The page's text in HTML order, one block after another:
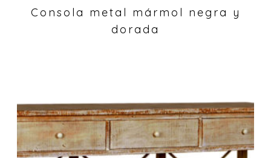
Consola metal mármol negra y
dorada